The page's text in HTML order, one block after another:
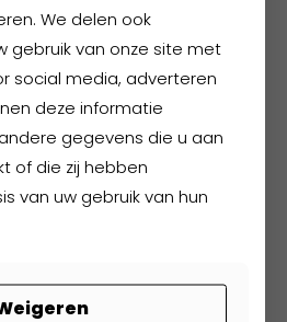
Manchester 2.0
We delen ook
gebruik van onze site met
social media, adverteren
deze informatie
gegevens die u aan
of die zij hebben
van uw gebruik van hun